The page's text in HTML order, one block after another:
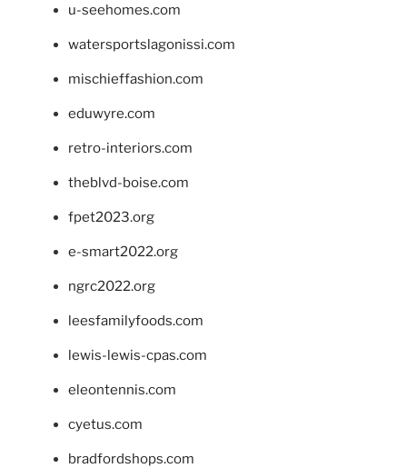
u-seehomes.com
watersportslagonissi.com
mischieffashion.com
eduwyre.com
retro-interiors.com
theblvd-boise.com
fpet2023.org
e-smart2022.org
ngrc2022.org
leesfamilyfoods.com
lewis-lewis-cpas.com
eleontennis.com
cyetus.com
bradfordshops.com